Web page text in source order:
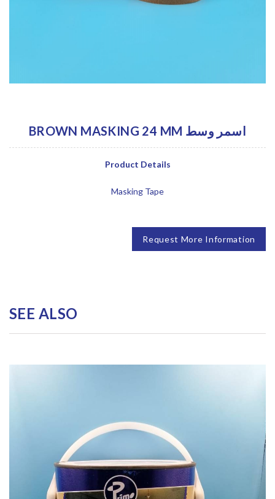
BROWN MASKING 24 MM اسمر وسط
Product Details
Masking Tape
Request More Information
SEE ALSO